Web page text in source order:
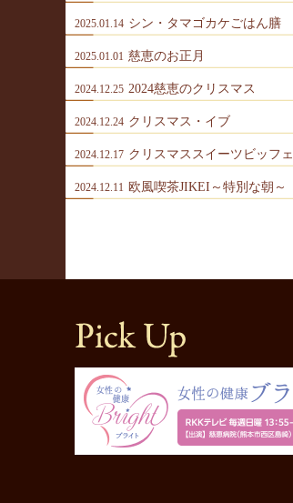
2025.01.14 シン・タマゴカケごはん膳
2025.01.01 慈恵のお正月
2024.12.25 2024慈恵のクリスマス
2024.12.24 クリスマス・イブ
2024.12.17 クリスマススイーツビッフェ
2024.12.11 欧風喫茶JIKEI～特別な朝～